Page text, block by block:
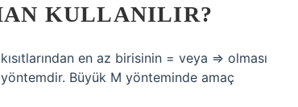
KULLANILIR?
en az birisinin = veya => olması
Büyük M yönteminde amaç